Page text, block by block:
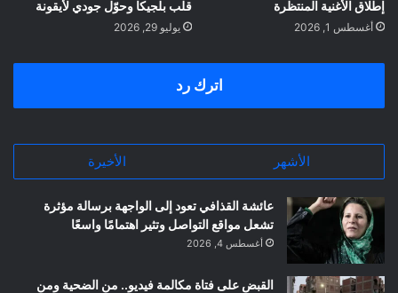
إطلاق الأغنية المنتظرة
أغسطس 1, 2026
قلب بلجيكا وحوّل جودي لأيقونة
يوليو 29, 2026
اترك رد
الأشهر الأخيرة
عائشة القذافي تعود إلى الواجهة برسالة مؤثرة
تشعل مواقع التواصل وتثير اهتمامًا واسعًا
أغسطس 4, 2026
القبض على فتاة مكالمة فيديو.. من الضحية ومن